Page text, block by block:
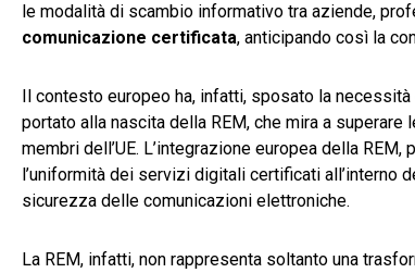
le modalità di scambio informativo tra aziende,
comunicazione certificata, anticipando così la
Il contesto europeo ha, infatti, sposato la
portato alla nascita della REM, che mira a
membri dell’UE. L’integrazione europea della
l’uniformità dei servizi digitali certificati all’interno
sicurezza delle comunicazioni elettroniche.
La REM, infatti, non rappresenta soltanto una